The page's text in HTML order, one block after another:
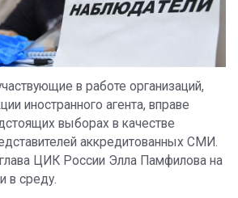
в работе организаций,
иностранного агента, вправе
выборах в качестве
аккредитованных СМИ.
ЦИК России Элла Памфилова на
в среду.